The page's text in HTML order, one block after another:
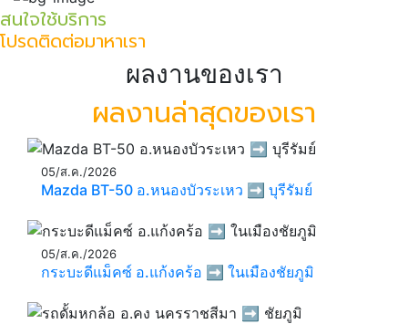
สนใจใช้บริการ
โปรดติดต่อมาหาเรา
ผลงานของเรา
ผลงานล่าสุดของเรา
05/ส.ค./2026
Mazda BT-50 อ.หนองบัวระเหว ➡️ บุรีรัมย์
05/ส.ค./2026
กระบะดีแม็คซ์ อ.แก้งคร้อ ➡️ ในเมืองชัยภูมิ